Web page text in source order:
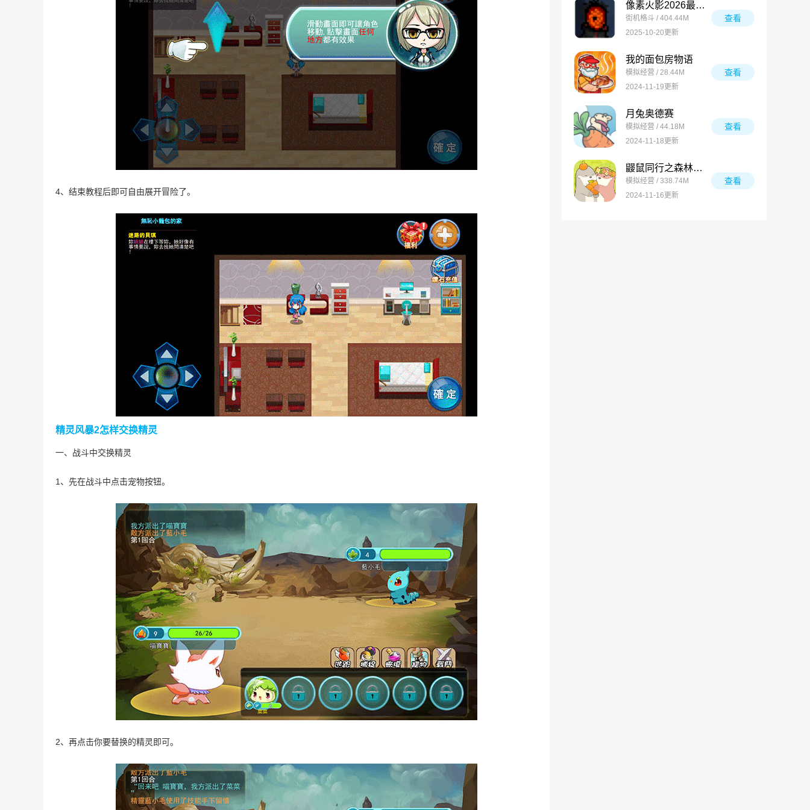
4、结束教程后即可自由展开冒险了。
精灵风暴2怎样交换精灵
一、战斗中交换精灵
1、先在战斗中点击宠物按钮。
2、再点击你要替换的精灵即可。
像素火影2026最新版
街机格斗 / 404.44M
2025-10-20更新
查看
我的面包房物语
模拟经营 / 28.44M
2024-11-19更新
查看
月兔奥德赛
模拟经营 / 44.18M
2024-11-18更新
查看
鼹鼠同行之森林之家万圣节版
模拟经营 / 338.74M
2024-11-16更新
查看